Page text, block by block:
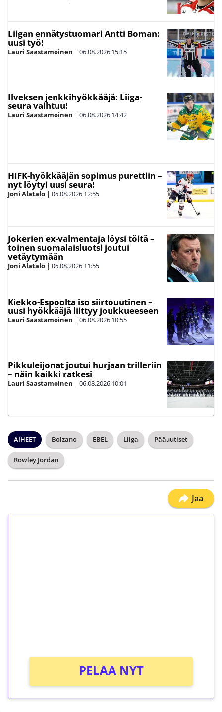
Liigan ennätystuomari Antti Boman:
uusi työ!
Lauri Saastamoinen | 06.08.2026 15:15
Ilveksen jenkkihyökkääjä: Liiga-
seura vaihtuu!
Lauri Saastamoinen | 06.08.2026 14:42
HIFK-hyökkääjän sopimus purettiin –
nyt löytyi uusi seura!
Joni Alatalo | 06.08.2026 12:55
Jokerien ex-valmentaja löysi töitä –
toinen suomalaisluotsi joutui
vetäytymään
Joni Alatalo | 06.08.2026 11:55
Kiekko-Espoolta iso siirtouutinen –
uusi hyökkääjä liittyy joukkueeseen
Lauri Saastamoinen | 06.08.2026 10:55
Pikkuleijonat joutui hurjaan trilleriin
– näin kaikki ratkesi
Lauri Saastamoinen | 06.08.2026 10:01
AIHEET Bolzano EBEL Liiga Pääuutiset
Rowley Jordan
Jaa
PELAA NYT